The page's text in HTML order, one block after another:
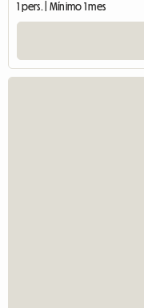
1 pers. | Mínimo 1 mes